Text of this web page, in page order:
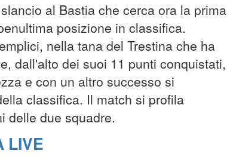
al Bastia che cerca ora la prima
posizione in classifica.
nella tana del Trestina che ha
dall'alto dei suoi 11 punti conquistati,
e con un altro successo si
classifica. Il match si profila
delle due squadre.
LIVE